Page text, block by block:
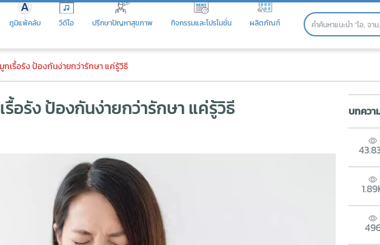
ภูมิแพ้คลับ วีดีโอ ปรึกษาปัญหาสุขภาพ กิจกรรมและโปรโมชั่น ผลิตภัณฑ์
องกันง่ายกว่ารักษา แค่รู้วิธี
กเรื้อรัง ป้องกันง่ายกว่ารักษา แค่รู้วิธี
อรัง ป้องกันง่ายกว่ารักษา แค่รู้วิธี บทควา